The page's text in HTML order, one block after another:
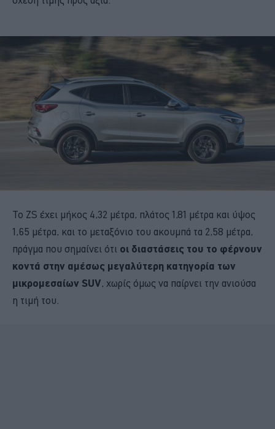
Το ZS έχει μήκος 4,32 μέτρα, πλάτος 1,81 μέτρα και ύψος
1,65 μέτρα, και το μεταξόνιο του ακουμπά τα 2,58 μέτρα,
πράγμα που σημαίνει ότι οι διαστάσεις του το φέρνουν
κοντά στην αμέσως μεγαλύτερη κατηγορία των
μικρομεσαίων SUV, χωρίς όμως να παίρνει την ανιούσα
η τιμή του.